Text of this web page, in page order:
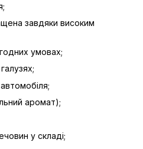
завдяки високим
умовах;
аромат);
у складі;